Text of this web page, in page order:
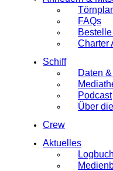
FAQs
Charter
Schiff
Daten
Podcast
Über
Crew
Aktuelles
Logbuch